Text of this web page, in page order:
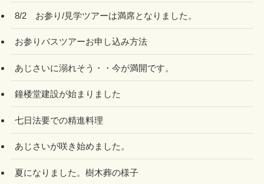
8/2 お参り/見学ツアーは満席となりました。
お参りバスツアーお申し込み方法
あじさいに溺れそう・・今が満開です。
鐘楼堂建設が始まりました
七日法要での精進料理
あじさいが咲き始めました。
夏になりました。樹木葬の様子